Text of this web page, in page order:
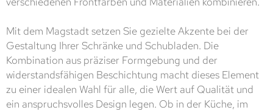
Mit dem Magstadt setzen Sie gezielte Akzente bei der
Gestaltung Ihrer Schränke und Schubladen. Die
Kombination aus präziser Formgebung und der
widerstandsfähigen Beschichtung macht dieses Element
zu einer idealen Wahl für alle, die Wert auf Qualität und
ein anspruchsvolles Design legen. Ob in der Küche, im